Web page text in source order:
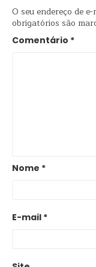
O seu endereço de
obrigatórios são
Comentário *
Nome *
E-mail *